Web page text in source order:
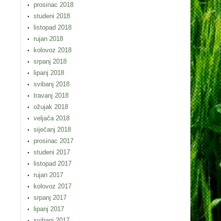
prosinac 2018
studeni 2018
listopad 2018
rujan 2018
kolovoz 2018
srpanj 2018
lipanj 2018
svibanj 2018
travanj 2018
ožujak 2018
veljača 2018
siječanj 2018
prosinac 2017
studeni 2017
listopad 2017
rujan 2017
kolovoz 2017
srpanj 2017
lipanj 2017